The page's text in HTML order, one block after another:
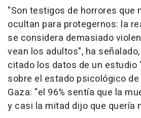
"Son testigos de horrores que
ocultan para protegernos: la
se considera demasiado
vean los adultos", ha
citado los datos de un estudio
sobre el estado psicológico
Gaza: "el 96% sentía que la
y casi la mitad dijo que quería